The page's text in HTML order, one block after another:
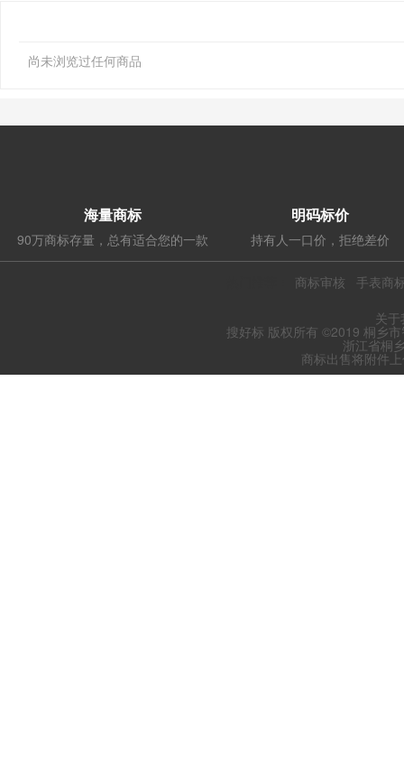
尚未浏览过任何商品
海量商标
90万商标存量，总有适合您的一款
明码标价
持有人一口价，拒绝差价
商标审核
手表商
关
搜好标 版权所有 ©2019 桐乡
浙江省桐
商标出售将附件